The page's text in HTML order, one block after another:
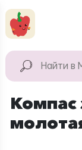
КАТАЛОГ
Для
Компас